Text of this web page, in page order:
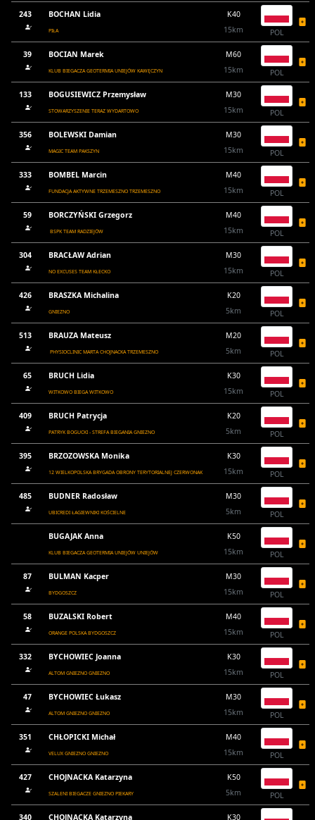
243 BOCHAN Lidia
PIŁA
K40
15km
POL
39 BOCIAN Marek
KLUB BIEGACZA GEOTERMIA UNIEJÓW KAWĘCZYN
M60
15km
POL
133 BOGUSIEWICZ Przemysław
STOWARZYSZENIE TERAZ WYDARTOWO
M30
15km
POL
356 BOLEWSKI Damian
MAGIC TEAM PAKSZYN
M30
15km
POL
333 BOMBEL Marcin
FUNDACJA AKTYWNE TRZEMESZNO TRZEMESZNO
M40
15km
POL
59 BORCZYŃSKI Grzegorz
BSPK TEAM RADZIEJÓW
M40
15km
POL
304 BRACŁAW Adrian
NO EXCUSES TEAM KŁECKO
M30
15km
POL
426 BRASZKA Michalina
GNIEZNO
K20
5km
POL
513 BRAUZA Mateusz
PHYSIOCLINIC MARTA CHOJNACKA TRZEMESZNO
M20
5km
POL
65 BRUCH Lidia
WITKOWO BIEGA WITKOWO
K30
15km
POL
409 BRUCH Patrycja
PATRYK BOGUCKI - STREFA BIEGANIA GNIEZNO
K20
5km
POL
395 BRZOZOWSKA Monika
12 WIELKOPOLSKA BRYGADA OBRONY TERYTORIALNEJ CZERWONAK
K30
15km
POL
485 BUDNER Radosław
UBICREDI ŁAGIEWNIKI KOŚCIELNE
M30
5km
POL
BUGAJAK Anna
KLUB BIEGACZA GEOTERMIA UNIEJÓW UNIEJÓW
K50
15km
POL
87 BULMAN Kacper
BYDGOSZCZ
M30
15km
POL
58 BUZALSKI Robert
ORANGE POLSKA BYDGOSZCZ
M40
15km
POL
332 BYCHOWIEC Joanna
ALTOM GNIEZNO GNIEZNO
K30
15km
POL
47 BYCHOWIEC Łukasz
ALTOM GNIEZNO GNIEZNO
M30
15km
POL
351 CHŁOPICKI Michał
VELUX GNIEZNO GNIEZNO
M40
15km
POL
427 CHOJNACKA Katarzyna
SZALENI BIEGACZE GNIEZNO PIEKARY
K50
5km
POL
340 CHOJNACKA Katarzyna K30